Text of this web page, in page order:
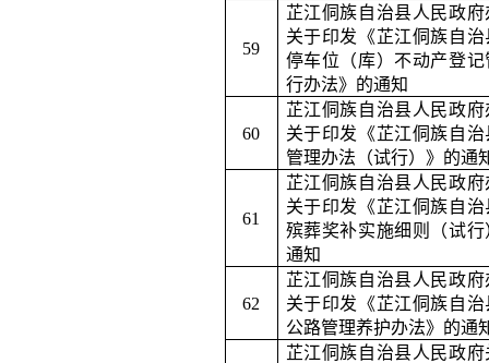
59
芷江侗族自治县人民政府
关于印发《芷江侗族自治
停车位（库）不动产登记
行办法》的通知
60
芷江侗族自治县人民政府
关于印发《芷江侗族自治
管理办法（试行）》的通
61
芷江侗族自治县人民政府
关于印发《芷江侗族自治
殡葬奖补实施细则（试行
通知
62
芷江侗族自治县人民政府
关于印发《芷江侗族自治
公路管理养护办法》的通
芷江侗族自治县人民政府